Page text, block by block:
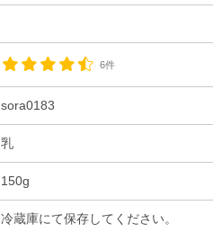
6件
sora0183
乳
150g
冷蔵庫にて保存してください。